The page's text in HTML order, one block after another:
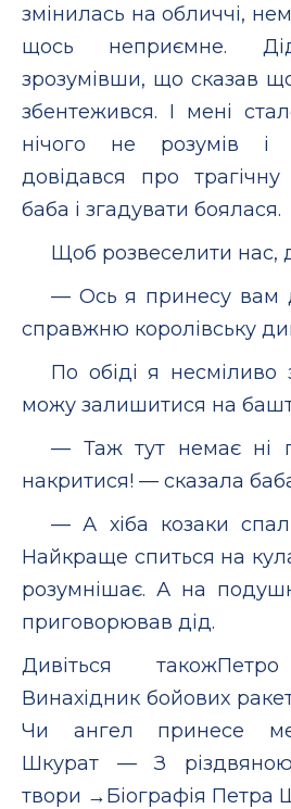
змінилась на обличчі,
щось неприємне.
зрозумівши, що сказав
збентежився. І мені
нічого не розумів і
довідався про
баба і згадувати боялася.
Щоб розвеселити нас,
— Ось я принесу вам
справжню королівську
По обіді я несміливо
можу залишитися на
— Таж тут немає ні
накритися! — сказала
— А хіба козаки
Найкраще спиться на
розумнішає. А на
приговорював дід.
Дивіться
Винахідник бойових
Чи ангел принесе
Шкурат — З
твори →Біографія Петра